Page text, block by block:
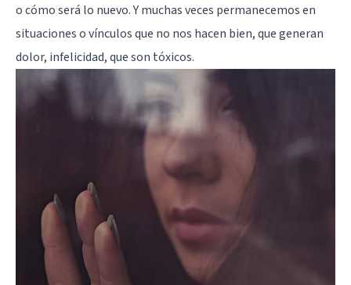
o cómo será lo nuevo. Y muchas veces permanecemos en
situaciones o vínculos que no nos hacen bien, que generan
dolor, infelicidad, que son tóxicos.